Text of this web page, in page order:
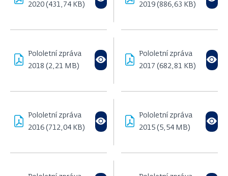
2020 (431,74 KB)
2019 (886,63 KB)
Pololetní zpráva
2018 (2,21 MB)
Pololetní zpráva
2017 (682,81 KB)
Pololetní zpráva
2016 (712,04 KB)
Pololetní zpráva
2015 (5,54 MB)